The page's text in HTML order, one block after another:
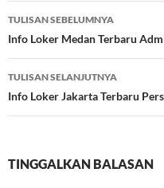
Navigasi
Tulisan
TULISAN SEBELUMNYA
Info Loker Medan Terbaru
TULISAN SELANJUTNYA
Info Loker Jakarta Terbaru
TINGGALKAN BALASAN